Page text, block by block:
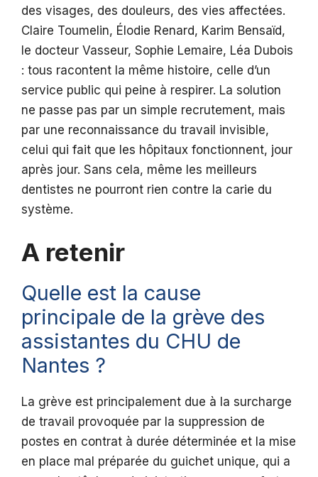
des visages, des douleurs, des vies affectées.
Claire Toumelin, Élodie Renard, Karim Bensaïd,
le docteur Vasseur, Sophie Lemaire, Léa Dubois
: tous racontent la même histoire, celle d’un
service public qui peine à respirer. La solution
ne passe pas par un simple recrutement, mais
par une reconnaissance du travail invisible,
celui qui fait que les hôpitaux fonctionnent, jour
après jour. Sans cela, même les meilleurs
dentistes ne pourront rien contre la carie du
système.
A retenir
Quelle est la cause
principale de la grève des
assistantes du CHU de
Nantes ?
La grève est principalement due à la surcharge
de travail provoquée par la suppression de
postes en contrat à durée déterminée et la mise
en place mal préparée du guichet unique, qui a